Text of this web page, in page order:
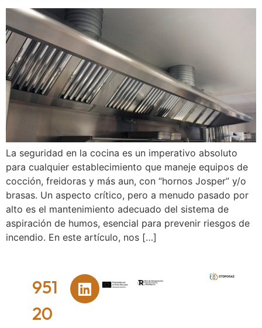
La seguridad en la cocina es un imperativo absoluto
para cualquier establecimiento que maneje equipos de
cocción, freidoras y más aun, con “hornos Josper” y/o
brasas. Un aspecto crítico, pero a menudo pasado por
alto es el mantenimiento adecuado del sistema de
aspiración de humos, esencial para prevenir riesgos de
incendio. En este artículo, nos […]
951
20